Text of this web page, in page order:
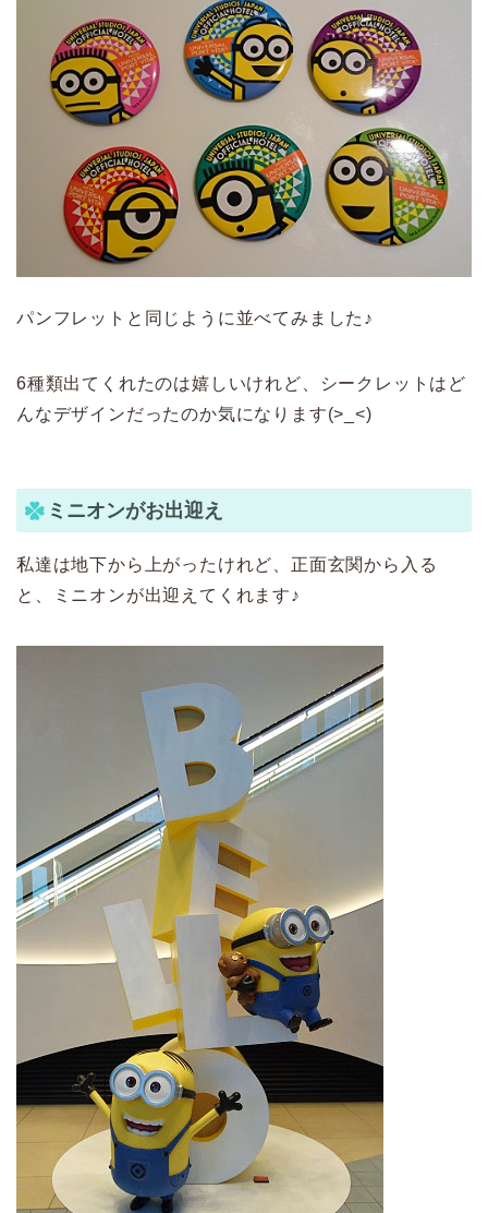
パンフレットと同じように並べてみました♪
6種類出てくれたのは嬉しいけれど、シークレットはど
んなデザインだったのか気になります(>_<)
ミニオンがお出迎え
私達は地下から上がったけれど、正面玄関から入る
と、ミニオンが出迎えてくれます♪